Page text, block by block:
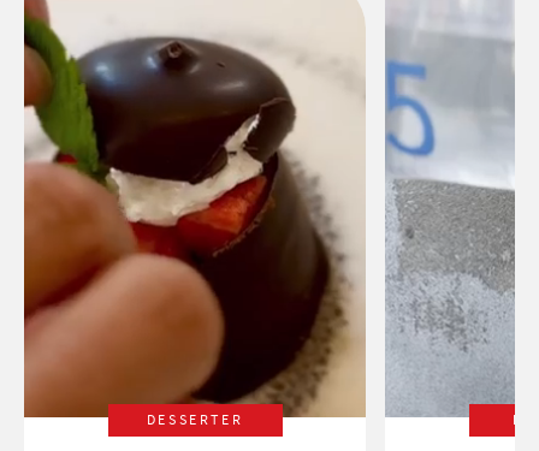
DESSERTER